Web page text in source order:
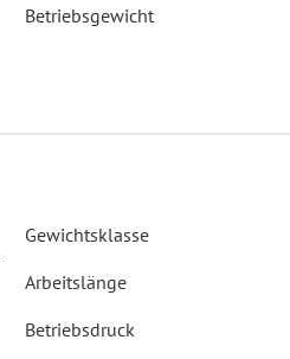
Betriebsgewicht
Gewichtsklasse
Arbeitslänge
Betriebsdruck